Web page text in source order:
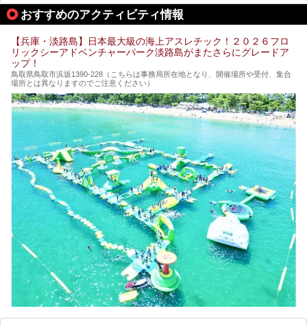
おすすめのアクティビティ情報
【兵庫・淡路島】日本最大級の海上アスレチック！２０２６フロ
リックシーアドベンチャーパーク淡路島がまたさらにグレードア
ップ！
鳥取県鳥取市浜坂1390‐228（こちらは事務局所在地となり、開催場所や受付、集合
場所とは異なりますのでご注意ください）